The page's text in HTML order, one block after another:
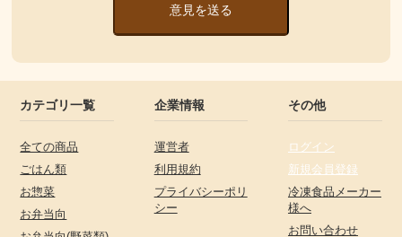
意見を送る
カテゴリ一覧
全ての商品
ごはん類
お惣菜
お弁当向
企業情報
運営者
利用規約
プライバシーポリ
シー
その他
ログイン
新規会員登録
冷凍食品メーカー
様へ
お問い合わせ